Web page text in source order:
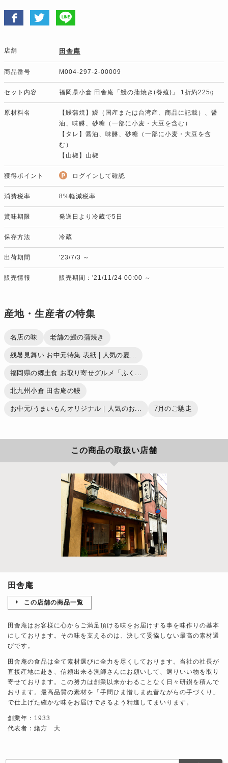
店舗 田舎庵
商品番号 M004-297-2-00009
セット内容 福岡県小倉 田舎庵「鰻の蒲焼き(養殖)」 1折約225g
原材料名
【鰻蒲焼】鰻（国産または台湾産、商品に記載）、醤
油、味醂、砂糖（一部に小麦・大豆を含む）
【タレ】醤油、味醂、砂糖（一部に小麦・大豆を含
む）
【山椒】山椒
獲得ポイント ログインして確認
消費税率 8%軽減税率
賞味期限 発送日より冷蔵で5日
保存方法 冷蔵
出荷期間 '23/7/3 ～
販売情報 販売期間：'21/11/24 00:00 ～
産地・生産者の特集
名店の味 老舗の鰻の蒲焼き
残暑見舞い お中元特集 表紙 | 人気の夏...
福岡県の郷土食 お取り寄せグルメ「ふく...
北九州小倉 田舎庵の鰻
お中元/うまいもんオリジナル｜人気のお... 7月のご馳走
この商品の取扱い店舗
田舎庵
この店舗の商品一覧
田舎庵はお客様に心からご満足頂ける味をお届けする事を味作りの基本
にしております。その味を支えるのは、決して妥協しない最高の素材選
びです。
田舎庵の食品は全て素材選びに全力を尽くしております。当社の社長が
直接産地に赴き、信頼出来る漁師さんにお願いして、選りいい物を取り
寄せております。この努力は創業以来かわることなく日々研鑚を積んで
おります。最高品質の素材を「手間ひま惜しまぬ昔ながらの手づくり」
で仕上げた確かな味をお届けできるよう精進してまいります。
創業年：1933
代表者：緒方 大